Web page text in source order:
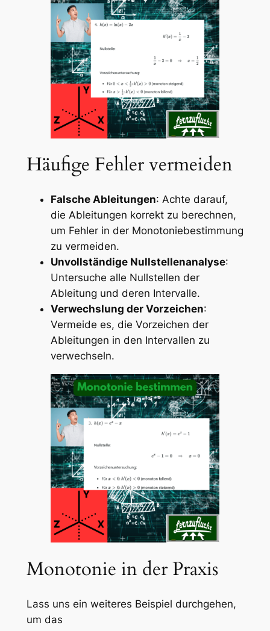
Häufige Fehler vermeiden
Falsche Ableitungen: Achte darauf,
die Ableitungen korrekt zu berechnen,
um Fehler in der Monotoniebestimmung
zu vermeiden.
Unvollständige Nullstellenanalyse:
Untersuche alle Nullstellen der
Ableitung und deren Intervalle.
Verwechslung der Vorzeichen:
Vermeide es, die Vorzeichen der
Ableitungen in den Intervallen zu
verwechseln.
Monotonie in der Praxis
Lass uns ein weiteres Beispiel durchgehen,
um das